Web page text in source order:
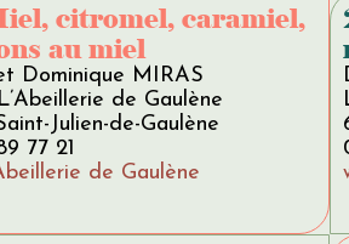
citromel, caramiel,
au miel
Dominique MIRAS
de Gaulène
Julien-de-Gaulène
77 21
de Gaulène